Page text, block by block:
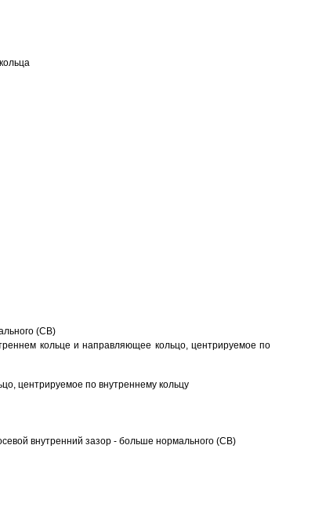
(CB)
кольце и направляющее кольцо, центрируемое по
центрируемое по внутреннему кольцу
внутренний зазор - больше нормального (CB)